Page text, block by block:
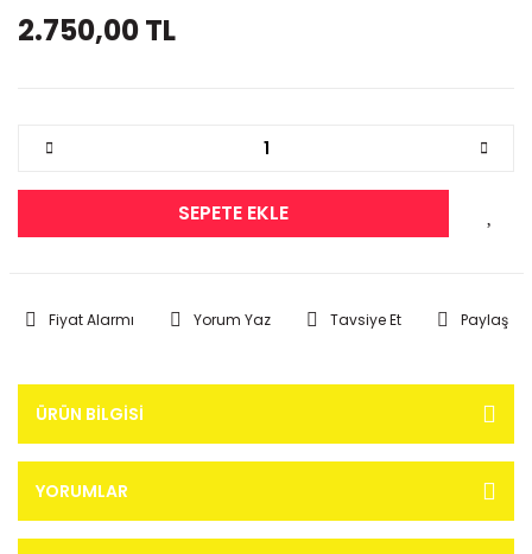
2.750,00 TL
SEPETE EKLE
Fiyat Alarmı Yorum Yaz Tavsiye Et Paylaş
ÜRÜN BILGISI
YORUMLAR